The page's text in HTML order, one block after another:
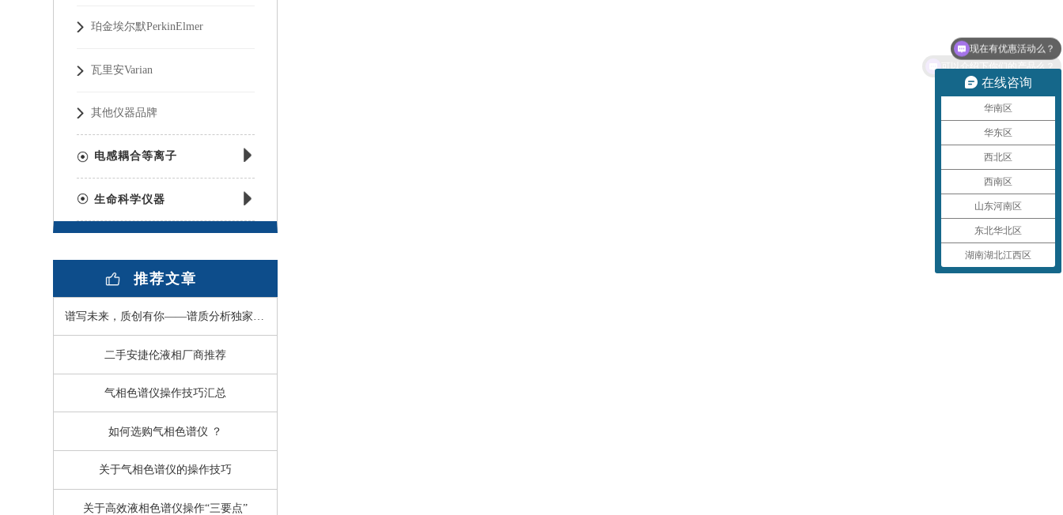
珀金埃尔默PerkinElmer
瓦里安Varian
其他仪器品牌
电感耦合等离子
生命科学仪器
推荐文章
谱写未来，质创有你——谱质分析独家冠名的指尖上的仪器第二届全国英雄大会圆满落幕
二手安捷伦液相厂商推荐
气相色谱仪操作技巧汇总
如何选购气相色谱仪 ？
关于气相色谱仪的操作技巧
关于高效液相色谱仪操作“三要点”
在线咨询
华南区
华东区
西北区
西南区
山东河南区
东北华北区
湖南湖北江西区
可以介绍下你们的产品么？